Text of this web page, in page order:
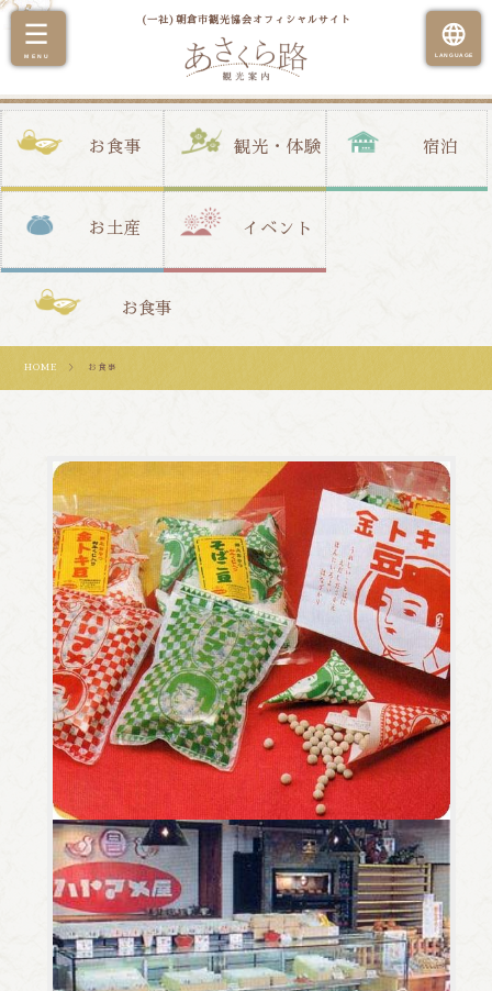
(一社)朝倉市観光協会オフィシャルサイト
お食事 観光・体験 宿泊
お土産 イベント
お食事
HOME ＞ お食事